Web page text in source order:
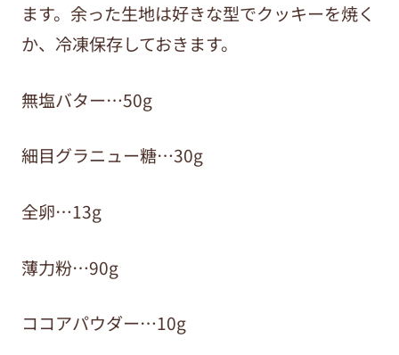
ます。余った生地は好きな型でクッキーを焼く
か、冷凍保存しておきます。
無塩バター…50g
細目グラニュー糖…30g
全卵…13g
薄力粉…90g
ココアパウダー…10g